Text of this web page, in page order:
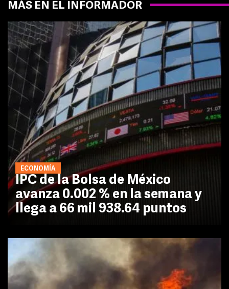
MÁS EN EL INFORMADOR
ECONOMÍA
IPC de la Bolsa de México
avanza 0.002 % en la semana y
llega a 66 mil 938.64 puntos